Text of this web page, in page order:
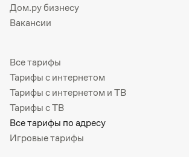
Дом.ру бизнесу
Вакансии
Все тарифы
Тарифы с интернетом
Тарифы с интернетом и ТВ
Тарифы с ТВ
Все тарифы по адресу
Игровые тарифы